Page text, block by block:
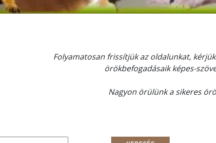
Folyamatosan frissítjük az oldalunkat,
örökbefogadásaik képes-
Nagyon örülünk a sikeres